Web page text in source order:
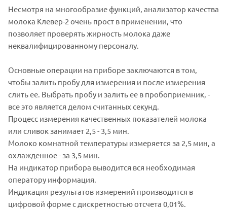
Несмотря на многообразие функций, анализатор качества
молока Клевер-2 очень прост в применении, что
позволяет проверять жирность молока даже
неквалифицированному персоналу.
Основные операции на приборе заключаются в том,
чтобы залить пробу для измерения и после измерения
слить ее. Выбрать пробу и залить ее в пробоприемник, -
все это является делом считанных секунд.
Процесс измерения качественных показателей молока
или сливок занимает 2,5 - 3,5 мин.
Молоко комнатной температуры измеряется за 2,5 мин, а
охлажденное - за 3,5 мин.
На индикатор прибора выводится вся необходимая
оператору информация.
Индикация результатов измерений производится в
цифровой форме с дискретностью отсчета 0,01%.